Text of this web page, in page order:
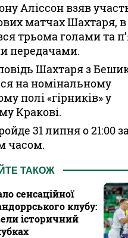
Аліссон взяв
матчах Шахтаря,
трьома голами та
передачами.
Шахтаря з
на номінальному
полі «гірників» у
Кракові.
31 липня о 21:00
часом.
ТАКОЖ
сенсаційної
клубу:
історичний